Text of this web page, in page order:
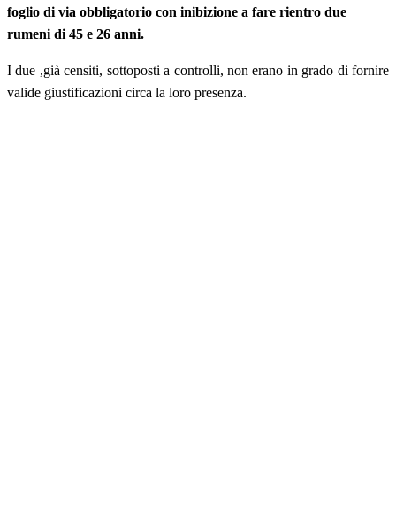
foglio di via obbligatorio con inibizione a fare rientro due
rumeni di 45 e 26 anni.
I due ,già censiti, sottoposti a controlli, non erano in grado di fornire
valide giustificazioni circa la loro presenza.